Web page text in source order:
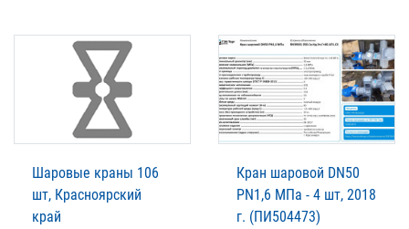
Шаровые краны 106
шт, Красноярский
край
Кран шаровой DN50
PN1,6 МПа - 4 шт, 2018
г. (ПИ504473)